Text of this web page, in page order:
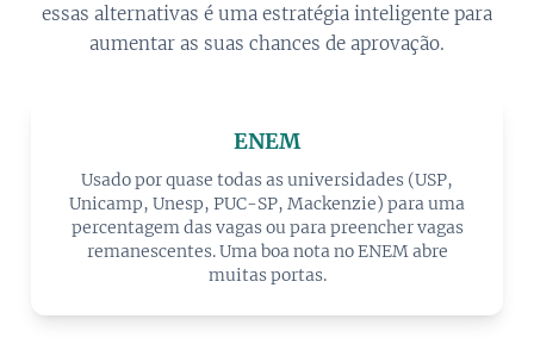
essas alternativas é uma estratégia inteligente para
aumentar as suas chances de aprovação.
ENEM
Usado por quase todas as universidades (USP,
Unicamp, Unesp, PUC-SP, Mackenzie) para uma
percentagem das vagas ou para preencher vagas
remanescentes. Uma boa nota no ENEM abre
muitas portas.